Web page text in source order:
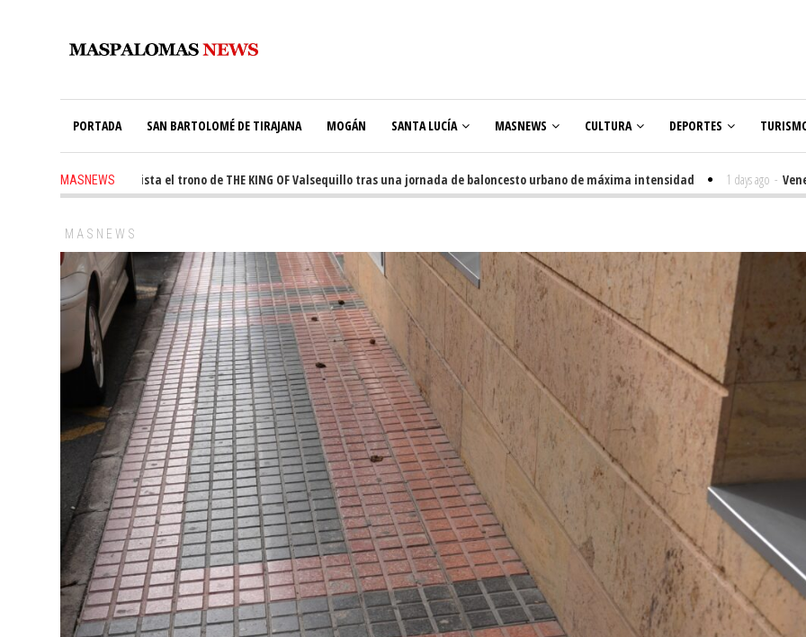
PORTADA SAN BARTOLOMÉ DE TIRAJANA MOGÁN SANTA LUCÍA MASNEWS CULTURA DEPORTES
MASNEWS
Martín conquista el trono de THE KING OF Valsequillo tras una jornada de baloncesto urbano de máxima intensidad 1 days ago -
Veneguera
MASNEWS